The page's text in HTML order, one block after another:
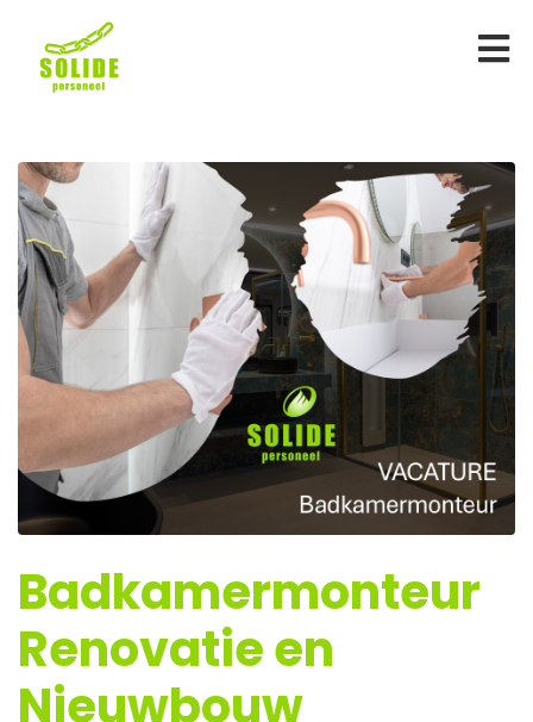
Badkamermonteur
Renovatie en
Nieuwbouw